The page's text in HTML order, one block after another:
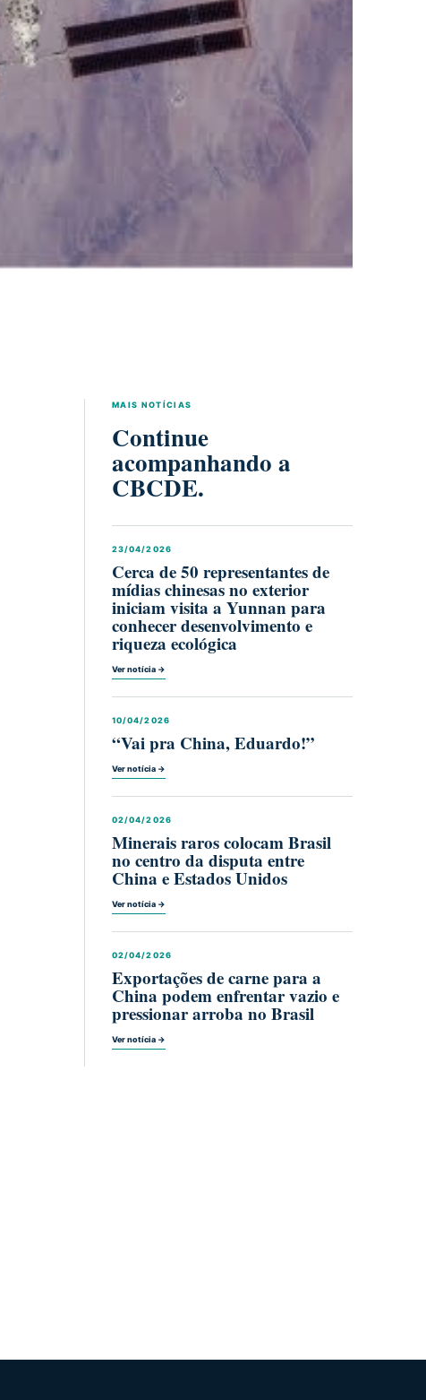
MAIS NOTÍCIAS
Continue
acompanhando a
CBCDE.
23/04/2026
Cerca de 50 representantes de
mídias chinesas no exterior
iniciam visita a Yunnan para
conhecer desenvolvimento e
riqueza ecológica
Ver notícia →
10/04/2026
“Vai pra China, Eduardo!”
Ver notícia →
02/04/2026
Minerais raros colocam Brasil
no centro da disputa entre
China e Estados Unidos
Ver notícia →
02/04/2026
Exportações de carne para a
China podem enfrentar vazio e
pressionar arroba no Brasil
Ver notícia →